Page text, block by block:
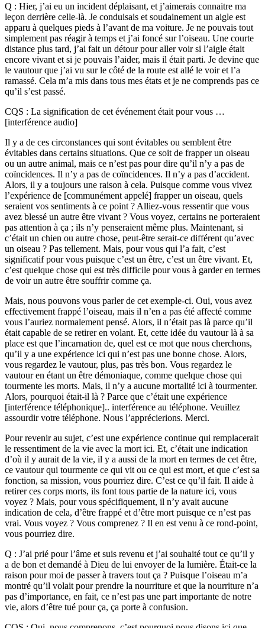
Q : Hier, j’ai eu un incident déplaisant, et j’aimerais connaitre ma
leçon derrière celle-là. Je conduisais et soudainement un aigle est
apparu à quelques pieds à l’avant de ma voiture. Je ne pouvais tout
simplement pas réagir à temps et j’ai foncé sur l’oiseau. Une courte
distance plus tard, j’ai fait un détour pour aller voir si l’aigle était
encore vivant et si je pouvais l’aider, mais il était parti. Je devine que
le vautour que j’ai vu sur le côté de la route est allé le voir et l’a
ramassé. Cela m’a mis dans tous mes états et je ne comprends pas ce
qu’il s’est passé.
CQS : La signification de cet événement était pour vous …
[interférence audio]
Il y a de ces circonstances qui sont évitables ou semblent être
évitables dans certains situations. Que ce soit de frapper un oiseau
ou un autre animal, mais ce n’est pas pour dire qu’il n’y a pas de
coïncidences. Il n’y a pas de coïncidences. Il n’y a pas d’accident.
Alors, il y a toujours une raison à cela. Puisque comme vous vivez
l’expérience de [communément appelé] frapper un oiseau, quels
seraient vos sentiments à ce point ? Alliez-vous ressentir que vous
avez blessé un autre être vivant ? Vous voyez, certains ne porteraient
pas attention à ça ; ils n’y penseraient même plus. Maintenant, si
c’était un chien ou autre chose, peut-être serait-ce différent qu’avec
un oiseau ? Pas tellement. Mais, pour vous qui l’a fait, c’est
significatif pour vous puisque c’est un être, c’est un être vivant. Et,
c’est quelque chose qui est très difficile pour vous à garder en termes
de voir un autre être souffrir comme ça.
Mais, nous pouvons vous parler de cet exemple-ci. Oui, vous avez
effectivement frappé l’oiseau, mais il n’en a pas été affecté comme
vous l’auriez normalement pensé. Alors, il n’était pas là parce qu’il
était capable de se retirer en volant. Et, cette idée du vautour là à sa
place est que l’incarnation de, quel est ce mot que nous cherchons,
qu’il y a une expérience ici qui n’est pas une bonne chose. Alors,
vous regardez le vautour, plus, pas très bon. Vous regardez le
vautour en étant un être démoniaque, comme quelque chose qui
tourmente les morts. Mais, il n’y a aucune mortalité ici à tourmenter.
Alors, pourquoi était-il là ? Parce que c’était une expérience
[interférence téléphonique].. interférence au téléphone. Veuillez
assourdir votre téléphone. Nous l’apprécierions. Merci.
Pour revenir au sujet, c’est une expérience continue qui remplacerait
le ressentiment de la vie avec la mort ici. Et, c’était une indication
d’où il y aurait de la vie, il y a aussi de la mort en termes de cet être,
ce vautour qui tourmente ce qui vit ou ce qui est mort, et que c’est sa
fonction, sa mission, vous pourriez dire. C’est ce qu’il fait. Il aide à
retirer ces corps morts, ils font tous partie de la nature ici, vous
voyez ? Mais, pour vous spécifiquement, il n’y avait aucune
indication de cela, d’être frappé et d’être mort puisque ce n’est pas
vrai. Vous voyez ? Vous comprenez ? Il en est venu à ce rond-point,
vous pourriez dire.
Q : J’ai prié pour l’âme et suis revenu et j’ai souhaité tout ce qu’il y
a de bon et demandé à Dieu de lui envoyer de la lumière. Était-ce la
raison pour moi de passer à travers tout ça ? Puisque l’oiseau m’a
montré qu’il volait pour prendre la nourriture et que la nourriture n’a
pas d’importance, en fait, ce n’est pas une part importante de notre
vie, alors d’être tué pour ça, ça porte à confusion.